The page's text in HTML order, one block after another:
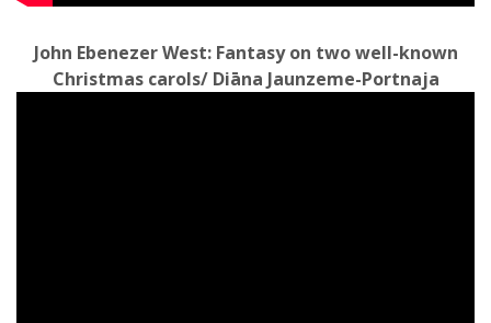
John Ebenezer West: Fantasy on two well-known
Christmas carols/ Diāna Jaunzeme-Portnaja